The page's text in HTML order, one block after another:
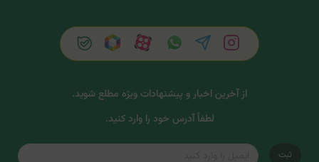
از آخرین اخبار و پیشنهادات ویژه مطلع شوید.
لطفاً آدرس خود را وارد کنید.
ثبت